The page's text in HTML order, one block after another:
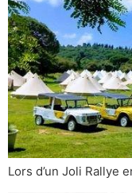
Lors d’un Joli Rallye